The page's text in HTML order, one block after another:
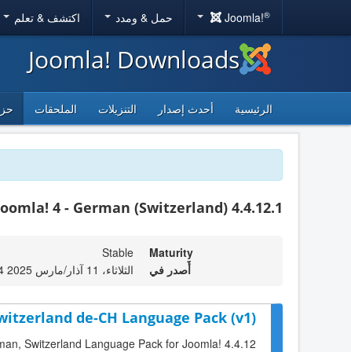
Joomla!® حمل & ومدد اكتشف & تعلم
Joomla! Downloads
الرئيسية أحدث إصدار التنزيلات الملحقات
4 - German (Switzerland) 4.4.12.1
Maturity
Stable
أٌصدر في
الثلاثاء، 11 آذار/مارس 2025 16:14
de-CH Language Pack (v1)
Switzerland Language Pack for Joomla! 4.4.12